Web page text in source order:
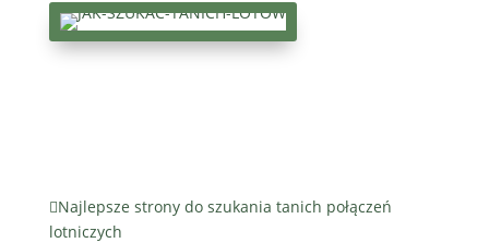
Najlepsze strony do szukania tanich połączeń
lotniczych